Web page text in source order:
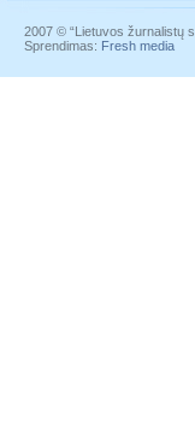
2007 © “Lietuvos žurnalistų
Sprendimas: Fresh media